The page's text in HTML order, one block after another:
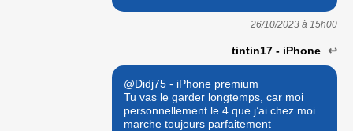
26/10/2023 à 15h00
tintin17 - iPhone ↩
@Didj75 - iPhone premium
Tu vas le garder longtemps, car moi
personnellement le 4 que j’ai chez moi
marche toujours parfaitement